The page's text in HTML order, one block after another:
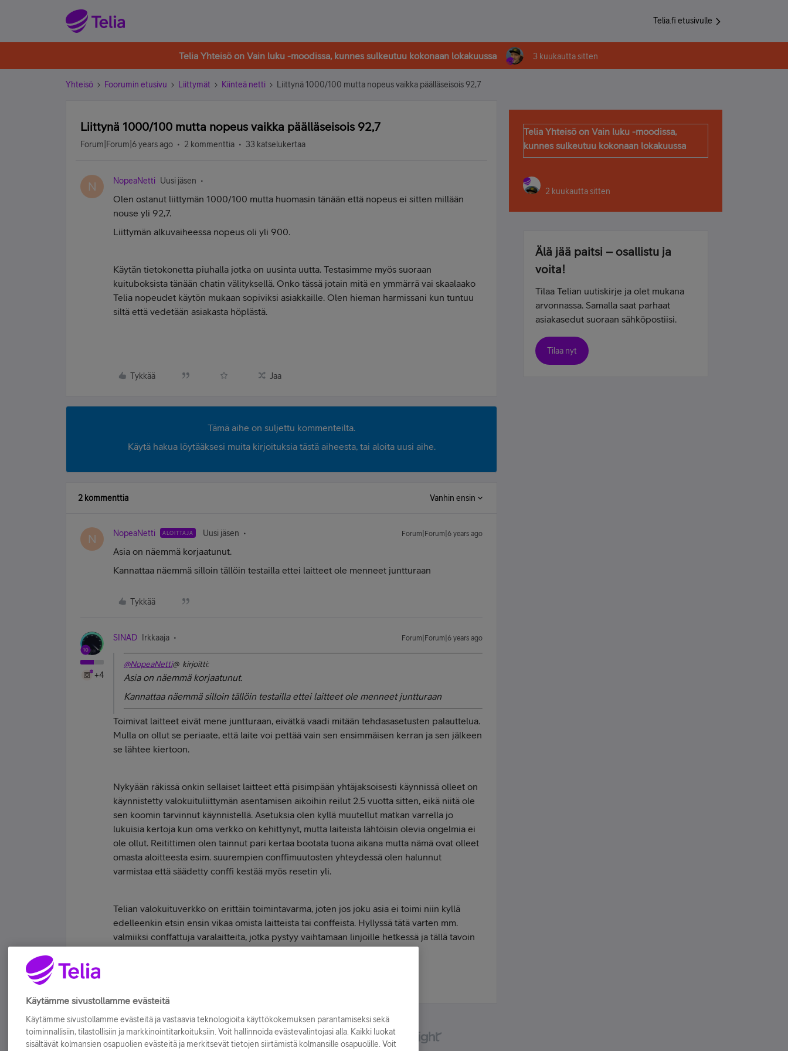
Telia.fi etusivulle
Telia Yhteisö on Vain luku -moodissa, kunnes sulkeutuu kokonaan lokakuussa 3 kuukautta sitten
Yhteisö Foorumin etusivu Liittymät Kiinteä netti Liittynä 1000/100 mutta nopeus vaikka päälläseisois 92,7
Liittynä 1000/100 mutta nopeus vaikka päälläseisois 92,7
Forum|Forum|6 years ago 2 kommenttia 33 katselukertaa
N NopeaNetti Uusi jäsen
Olen ostanut liittymän 1000/100 mutta huomasin tänään että nopeus ei sitten millään
nouse yli 92,7.
Liittymän alkuvaiheessa nopeus oli yli 900.
Käytän tietokonetta piuhalla jotka on uusinta uutta. Testasimme myös suoraan
kuituboksista tänään chatin välityksellä. Onko tässä jotain mitä en ymmärrä vai skaalaako
Telia nopeudet käytön mukaan sopiviksi asiakkaille. Olen hieman harmissani kun tuntuu
siltä että vedetään asiakasta höplästä.
Tykkää Jaa
Tämä aihe on suljettu kommenteilta.
Käytä hakua löytääksesi muita kirjoituksia tästä aiheesta, tai aloita uusi aihe.
2 kommenttia Vanhin ensin
N NopeaNetti ALOITTAJA Uusi jäsen Forum|Forum|6 years ago
Asia on näemmä korjaatunut.
Kannattaa näemmä silloin tällöin testailla ettei laitteet ole menneet juntturaan
Tykkää
+4
SINAD Irkkaaja Forum|Forum|6 years ago
@NopeaNetti@ kirjoitti:
Asia on näemmä korjaatunut.
Kannattaa näemmä silloin tällöin testailla ettei laitteet ole menneet juntturaan
Toimivat laitteet eivät mene juntturaan, eivätkä vaadi mitään tehdasasetusten palauttelua.
Mulla on ollut se periaate, että laite voi pettää vain sen ensimmäisen kerran ja sen jälkeen
se lähtee kiertoon.
Nykyään räkissä onkin sellaiset laitteet että pisimpään yhtäjaksoisesti käynnissä olleet on
käynnistetty valokuituliittymän asentamisen aikoihin reilut 2.5 vuotta sitten, eikä niitä ole
sen koomin tarvinnut käynnistellä. Asetuksia olen kyllä muutellut matkan varrella jo
lukuisia kertoja kun oma verkko on kehittynyt, mutta laiteista lähtöisin olevia ongelmia ei
ole ollut. Reitittimen olen tainnut pari kertaa bootata tuona aikana mutta nämä ovat olleet
omasta aloitteesta esim. suurempien conffimuutosten yhteydessä olen halunnut
varmistaa että säädetty conffi kestää myös resetin yli.
Telian valokuituverkko on erittäin toimintavarma, joten jos joku asia ei toimi niin kyllä
edelleenkin etsin ensin vikaa omista laitteista tai conffeista. Hyllyssä tätä varten mm.
valmiiksi conffattuja varalaitteita, jotka pystyy vaihtamaan linjoille hetkessä ja tällä tavoin
Telia Yhteisö on Vain luku -moodissa,
kunnes sulkeutuu kokonaan lokakuussa
2 kuukautta sitten
Älä jää paitsi – osallistu ja
voita!
Tilaa Telian uutiskirje ja olet mukana
arvonnassa. Samalla saat parhaat
asiakasedut suoraan sähköpostiisi.
Tilaa nyt
Käytämme sivustollamme evästeitä
Käytämme sivustollamme evästeitä ja vastaavia teknologioita käyttökokemuksen parantamiseksi sekä
toiminnallisiin, tilastollisiin ja markkinointitarkoituksiin. Voit hallinnoida evästevalintojasi alla. Kaikki luokat
sisältävät kolmansien osapuolien evästeitä ja merkitsevät tietojen siirtämistä kolmansille osapuolille. Voit